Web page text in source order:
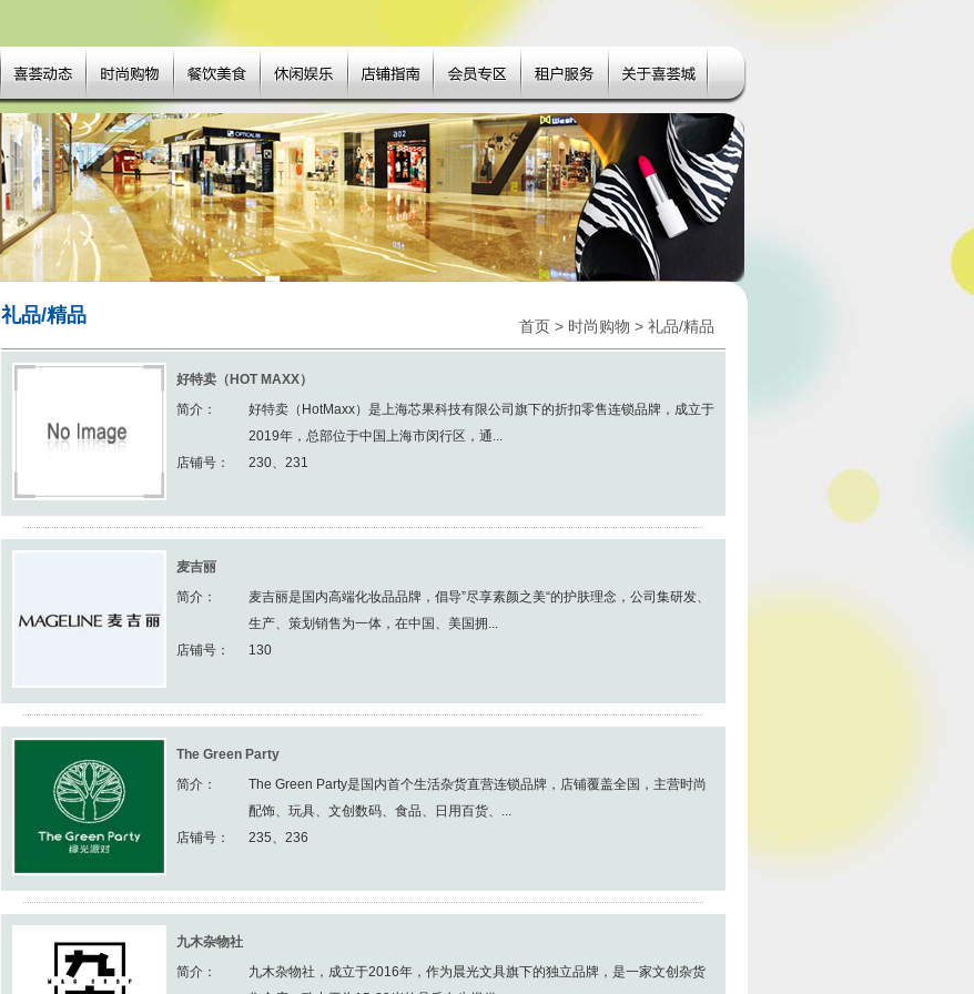
礼品/精品 首页> 时尚购物 > 礼品/精品
好特卖（HOT MAXX）
简介：
好特卖（HotMaxx）是上海芯果科技有限公司旗下的折扣零售连锁品牌，成立于
2019年，总部位于中国上海市闵行区，通...
店铺号：
230、231
麦吉丽
简介：
麦吉丽是国内高端化妆品品牌，倡导”尽享素颜之美“的护肤理念，公司集研发、
生产、策划销售为一体，在中国、美国拥...
店铺号：
130
The Green Party
简介：
The Green Party是国内首个生活杂货直营连锁品牌，店铺覆盖全国，主营时尚
配饰、玩具、文创数码、食品、日用百货、...
店铺号：
235、236
九木杂物社
简介：
九木杂物社，成立于2016年，作为晨光文具旗下的独立品牌，是一家文创杂货